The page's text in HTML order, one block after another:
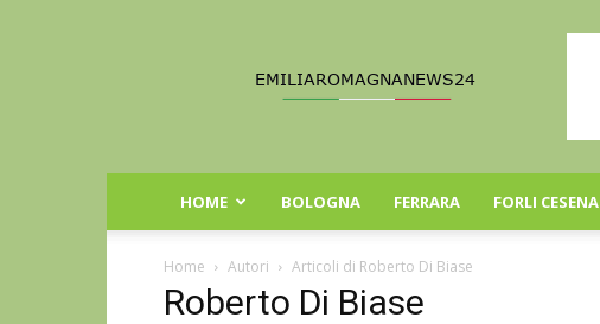
Romagna
HOME BOLOGNA FERRARA FORLI CESENA
Home Autori Articoli di Roberto Di Biase
Roberto Di Biase